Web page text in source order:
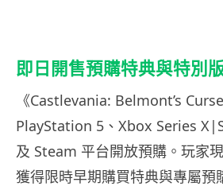
即日開售預購特典與特別
《Castlevania: Belmont’s
PlayStation 5、Xbox Series
及 Steam 平台開放預購。玩家
獲得限時早期購買特典與專屬預